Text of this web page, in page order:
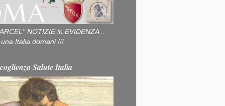
NOTIZIE in EVIDENZA ...
Italia domani !!!
Salute Italia